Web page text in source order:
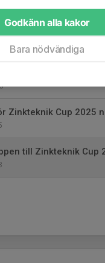
till Zinkteknik CUP
Zinkteknik Cup 2025
till Zinkteknik Cup
Godkänn alla kakor
Bara nödvändiga